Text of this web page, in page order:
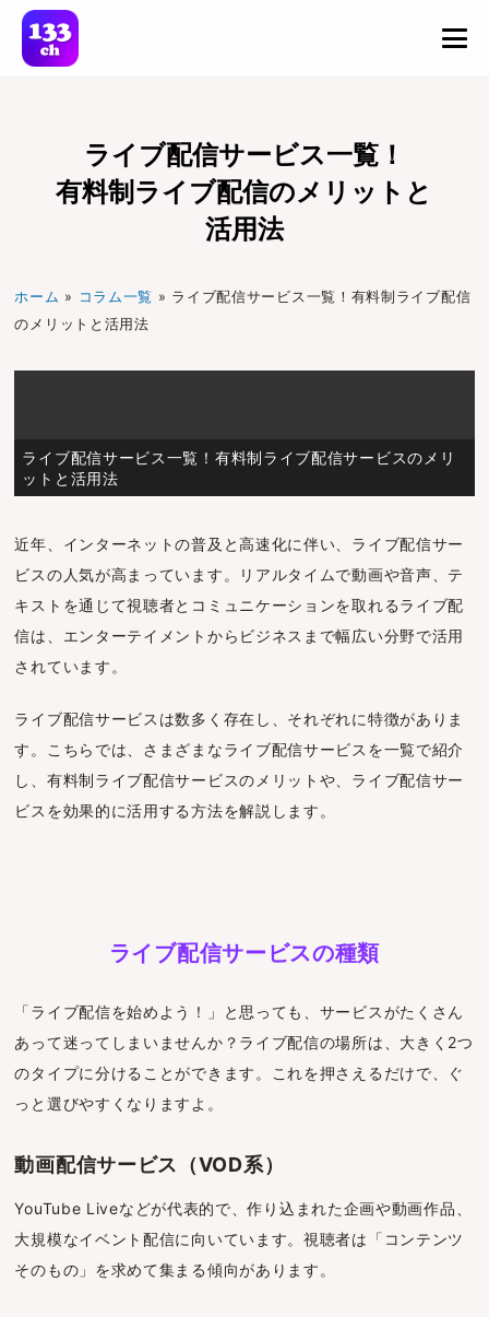
ライブ配信サービス一覧！
有料制ライブ配信のメリットと
活用法
ホーム » コラム一覧 » ライブ配信サービス一覧！有料制ライブ配信
のメリットと活用法
ライブ配信サービス一覧！有料制ライブ配信サービスのメリ
ットと活用法
近年、インターネットの普及と高速化に伴い、ライブ配信サー
ビスの人気が高まっています。リアルタイムで動画や音声、テ
キストを通じて視聴者とコミュニケーションを取れるライブ配
信は、エンターテイメントからビジネスまで幅広い分野で活用
されています。
ライブ配信サービスは数多く存在し、それぞれに特徴がありま
す。こちらでは、さまざまなライブ配信サービスを一覧で紹介
し、有料制ライブ配信サービスのメリットや、ライブ配信サー
ビスを効果的に活用する方法を解説します。
ライブ配信サービスの種類
「ライブ配信を始めよう！」と思っても、サービスがたくさん
あって迷ってしまいませんか？ライブ配信の場所は、大きく2つ
のタイプに分けることができます。これを押さえるだけで、ぐ
っと選びやすくなりますよ。
動画配信サービス（VOD系）
YouTube Liveなどが代表的で、作り込まれた企画や動画作品、
大規模なイベント配信に向いています。視聴者は「コンテンツ
そのもの」を求めて集まる傾向があります。
About ライブ配信アプリ 133ch（イサミッチ）とは
Faq よくある質問
Download ダウンロード